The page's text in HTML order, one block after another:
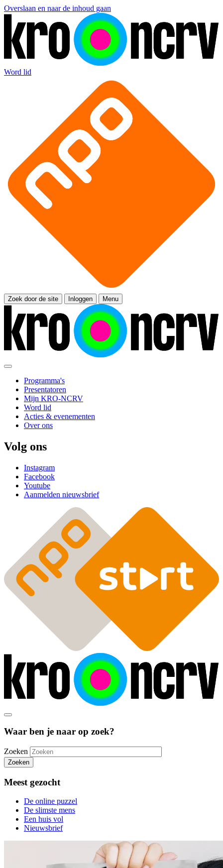
Overslaan en naar de inhoud gaan
Word lid
Zoek door de site Inloggen Menu
Programma's
Presentatoren
Mijn KRO-NCRV
Word lid
Acties & evenementen
Over ons
Volg ons
Instagram
Facebook
Youtube
Aanmelden nieuwsbrief
Waar ben je naar op zoek?
Zoeken
Zoeken
Meest gezocht
De online puzzel
De slimste mens
Een huis vol
Nieuwsbrief